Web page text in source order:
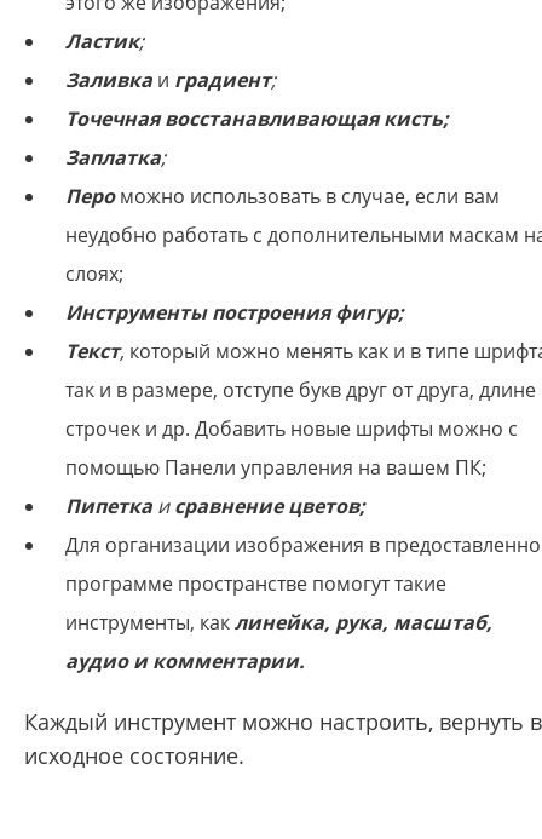
Ластик;
Заливка и градиент;
Точечная восстанавливающая кисть;
Заплатка;
Пероможно использовать в случае, если вам
неудобно работать с дополнительными маскам
слоях;
Инструменты построения фигур;
Текст, который можно менять как и в типе
так и в размере, отступе букв друг от друга, длине
строчек и др. Добавить новые шрифты можно с
помощью Панели управления на вашем ПК;
Пипетка исравнение цветов;
Для организации изображения в
программе пространстве помогут такие
инструменты, каклинейка, рука, масштаб,
аудио и комментарии.
Каждый инструмент можно настроить, вернуть в
исходное состояние.